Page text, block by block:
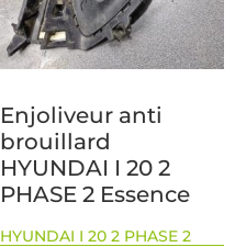
Enjoliveur anti
brouillard
HYUNDAI I 20 2
PHASE 2 Essence
HYUNDAI I 20 2 PHASE 2